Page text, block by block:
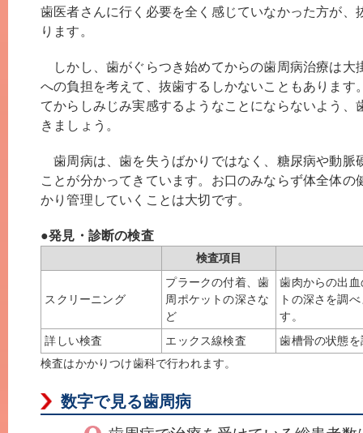
歯医者さんに行く必要を全く感じていなかった方が、
ります。
しかし、歯がぐらつき始めてからの歯周病治療は大
への負担を考えて、抜歯するしかないこともあります
てからしみじみ実感するようなことにならないよう、
きましょう。
歯周病は、歯を失うばかりではなく、糖尿病や動脈
ことが分かってきています。お口のみならず体全体の
かり管理していくことは大切です。
●発見・診断の検査
検査項目
スクリーニング
プラークの付着、歯
周ポケットの深さな
ど
歯肉からの出
トの深さを調
す。
詳しい検査
エックス線検査
歯槽骨の状態
検査はかかりつけ歯科で行われます。
数字で見る歯周病